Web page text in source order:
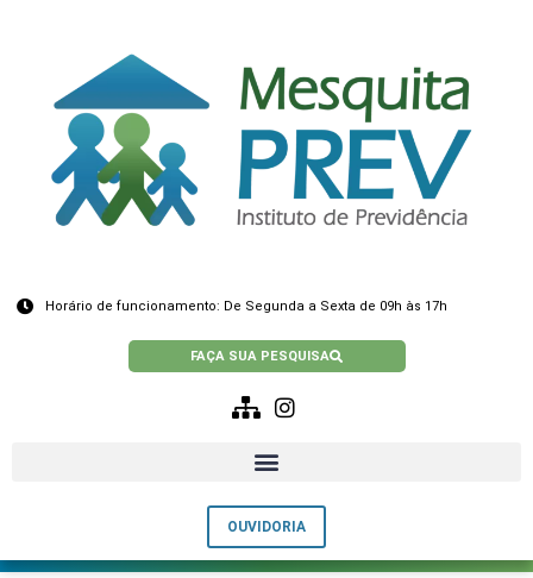
Horário de funcionamento: De Segunda a Sexta de 09h às 17h
FAÇA SUA PESQUISA
OUVIDORIA